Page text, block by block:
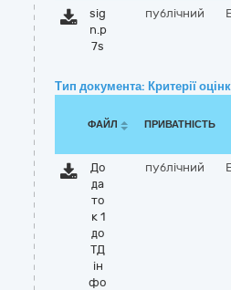
sig
n.p
7s
публічний
Тип документа: Критерії
ФАЙЛ ПРИВАТНІСТЬ
До
да
то
к 1
до
ТД
ін
фо
публічний